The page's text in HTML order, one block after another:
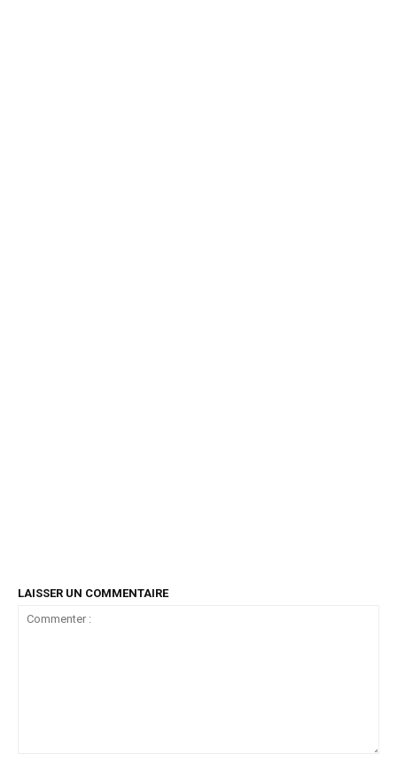
LAISSER UN COMMENTAIRE